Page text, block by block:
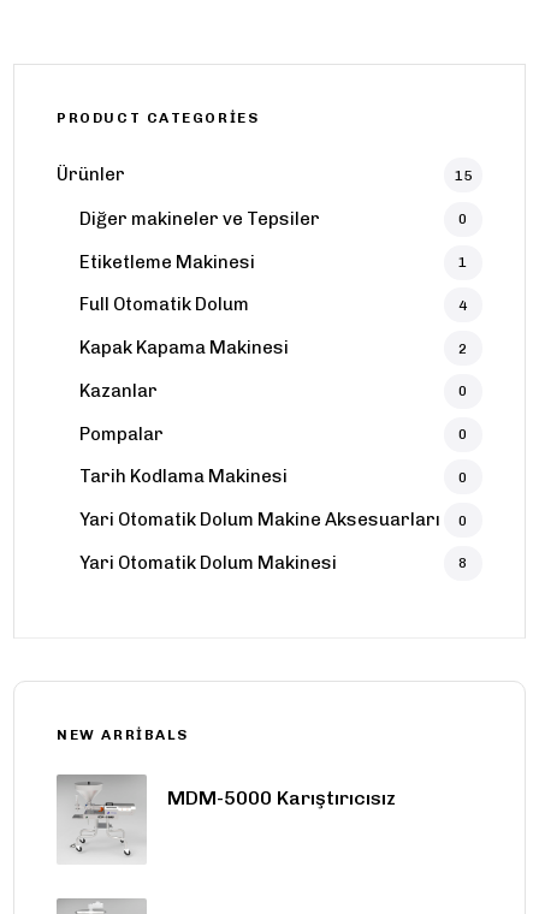
PRODUCT CATEGORIES
Ürünler 15
Diğer makineler ve Tepsiler 0
Etiketleme Makinesi 1
Full Otomatik Dolum 4
Kapak Kapama Makinesi 2
Kazanlar 0
Pompalar 0
Tarih Kodlama Makinesi 0
Yari Otomatik Dolum Makine Aksesuarları 0
Yari Otomatik Dolum Makinesi 8
NEW ARRIBALS
MDM-5000 Karıştırıcısız